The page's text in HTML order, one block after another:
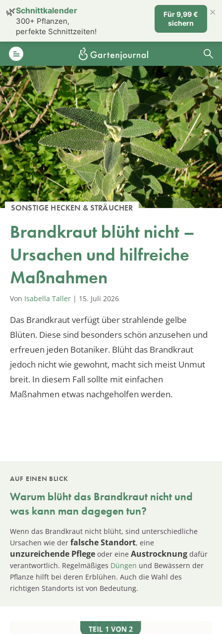
SONSTIGE HECKEN & STRÄUCHER
Brandkraut blüht nicht –
Ursachen und hilfreiche
Maßnahmen
Von Isabella Taller | 15. Juli 2026
Das Brandkraut verfügt über strahlende gelbe
Blüten. Diese sind besonders schön anzusehen und
erfreuen jeden Botaniker. Blüht das Brandkraut
jedoch nicht wie gewohnt, macht sich meist Unmut
breit. In diesem Fall sollte mit einfachen
Maßnahmen etwas nachgeholfen werden.
AUF EINEN BLICK
Warum blüht das Brandkraut nicht und
was kann man dagegen tun?
Wenn das Brandkraut nicht blüht, sind unterschiedliche
Ursachen wie der falsche Standort, eine
unzureichende Pflege oder eine Austrocknung dafür
verantwortlich. Regelmäßiges Düngen und Bewässern der
Pflanze hilft bei deren Erblühen. Auch die Wahl des
richtigen Standorts ist von Bedeutung.
🌿Schnittkalender
300+ Pflanzen,
perfekte Schnittzeiten!
Für 9,99 €
sichern
×